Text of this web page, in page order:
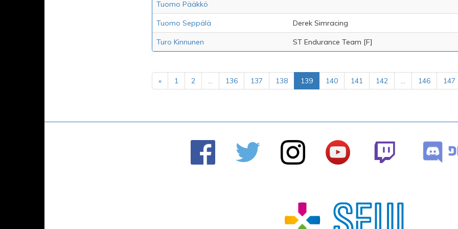
Tuomo Pääkkö
Tuomo Seppälä Derek Simracing
Turo Kinnunen ST Endurance Team [F]
« 1 2 ... 136 137 138 139 140 141 142 ... 146 147